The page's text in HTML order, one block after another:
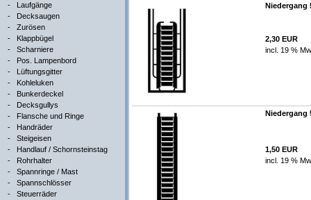
- Laufgänge
- Decksaugen
- Zurösen
- Klappbügel
- Scharniere
- Pos. Lampenbord
- Lüftungsgitter
- Kohleluken
- Bunkerdeckel
- Decksgullys
- Flansche und Ringe
- Handräder
- Steigeisen
- Handlauf / Schornsteinstag
- Rohrhalter
- Spannringe / Mast
- Spannschlösser
- Steuerräder
Niedergang
2,30 EUR
incl. 19 %
Niedergang
1,50 EUR
incl. 19 %